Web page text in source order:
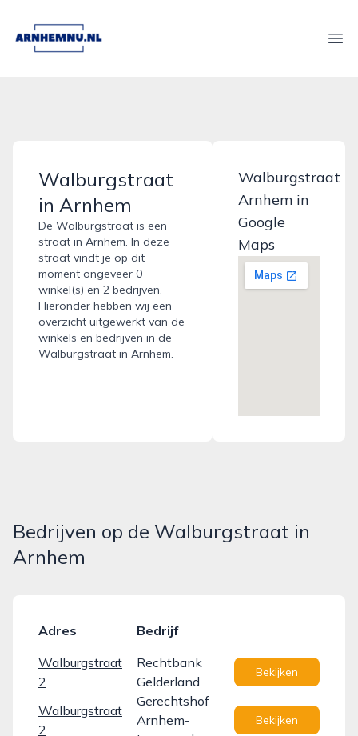
arnhemnu.nl
Walburgstraat
in Arnhem
De Walburgstraat is een
straat in Arnhem. In deze
straat vindt je op dit
moment ongeveer 0
winkel(s) en 2 bedrijven.
Hieronder hebben wij een
overzicht uitgewerkt van de
winkels en bedrijven in de
Walburgstraat in Arnhem.
Walburgstraat
Arnhem in
Google
Maps
Bedrijven op de Walburgstraat in
Arnhem
Adres
Bedrijf
Walburgstraat
2
Rechtbank
Gelderland
Bekijken
Walburgstraat
2
Gerechtshof
Arnhem-
Bekijken